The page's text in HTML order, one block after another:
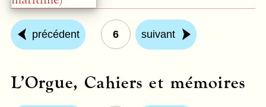
précédent 6 suivant
L’Orgue, Cahiers et mémoires